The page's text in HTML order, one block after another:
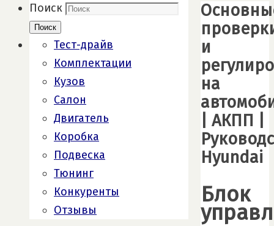
и
на
| АКПП |
Hyundai
Блок
Поиск
Поиск
Тест-драйв
Комплектации
Кузов
Салон
Двигатель
Коробка
Подвеска
Тюнинг
Конкуренты
Отзывы